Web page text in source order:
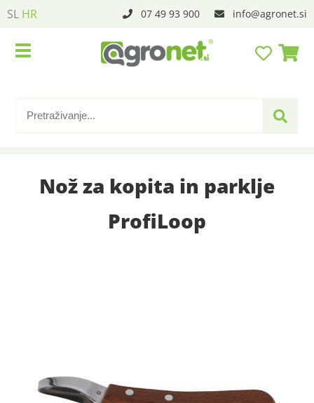
SL HR 07 49 93 900 info agronet.si
Nož za kopita in parklje
ProfiLoop